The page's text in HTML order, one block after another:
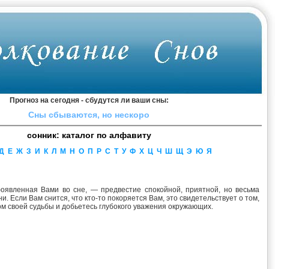
Прогноз на сегодня - сбудутся ли ваши сны:
Cны cбывaютcя, нo нecкopo
сонник: каталог по алфавиту
Е Ж З И К Л М Н О П Р С Т У Ф Х Ц Ч Ш Щ Э Ю Я
Вами во сне, — предвестие спокойной, приятной, но весьма
Если Вам снится, что кто-то покоряется Вам, это свидетельствует о том,
своей судьбы и добьетесь глубокого уважения окружающих.